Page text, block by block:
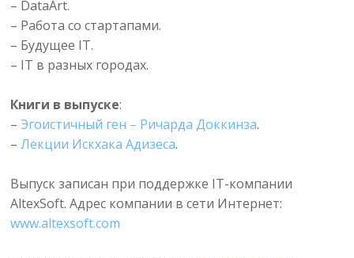
– DataArt.
– Работа со стартапами.
– Будущее IT.
– IT в разных городах.
Книги в выпуске:
–Эгоистичный ген – Ричарда Доккинза.
–Лекции Искхака Адизеса.
Выпуск записан при поддержке IT-компании
AltexSoft. Адрес компании в сети Интернет:
www.altexsoft.com